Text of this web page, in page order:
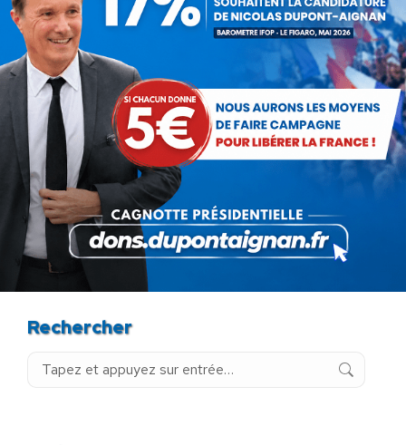
Bac de français : quand la
liberté pédagogique devient
abandon culturel
18 juillet 2026
La France au seuil d’un
engrenage stratégique ?
15 juillet 2026
Rechercher
Recherche